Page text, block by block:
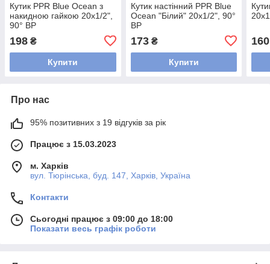
Кутик PPR Blue Ocean з
накидною гайкою 20х1/2",
90° ВР
198 ₴
Купити
Кутик настінний PPR Blue
Ocean "Білий" 20х1/2", 90°
ВР
173₴
Купити
160
Про нас
95% позитивних з 19 відгуків за рік
Працює з 15.03.2023
м. Харків
вул. Тюрінська, буд. 147, Харків, Україна
Контакти
Сьогодні працює з 09:00 до 18:00
Показати весь графік роботи